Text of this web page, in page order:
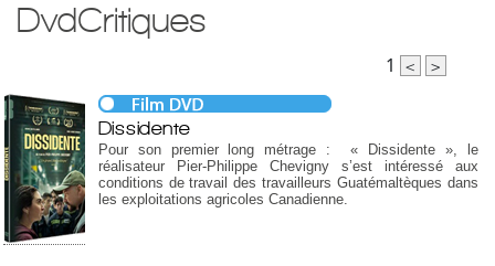
DvdCritiques
1 < >
Dissidente
Pour son premier long métrage : « Dissidente », le
réalisateur Pier-Philippe Chevigny s’est intéressé aux
conditions de travail des travailleurs Guatémaltèques dans
les exploitations agricoles Canadienne.